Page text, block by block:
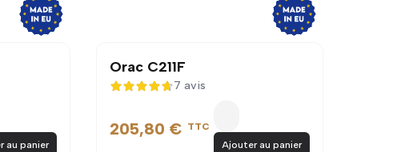
au panier
Orac C211F
4,7 sur 5
7 avis
205,80 € TTC
Ajouter au panier